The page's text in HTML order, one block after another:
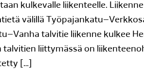
kulkevalle liikenteelle.
välillä
talvitie liikenne kulkee
talvitien liittymässä on
[…]